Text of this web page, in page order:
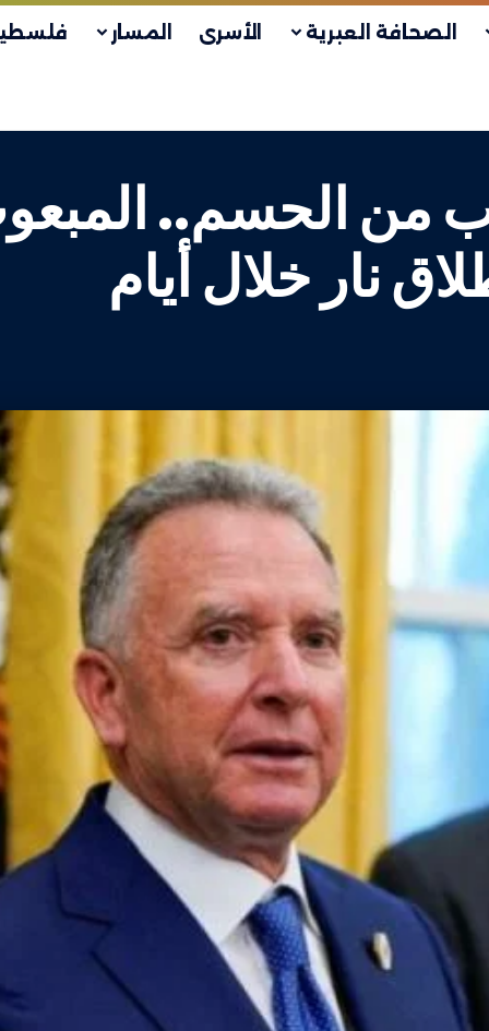
الصحافة العبرية الأسرى المسار
من الحسم..
نار خلال أيام